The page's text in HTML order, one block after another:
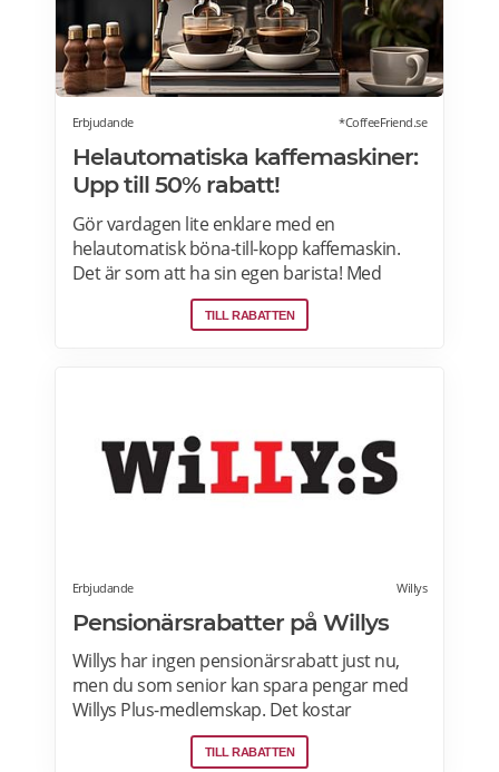
Erbjudande *CoffeeFriend.se
Helautomatiska kaffemaskiner:
Upp till 50% rabatt!
Gör vardagen lite enklare med en
helautomatisk böna-till-kopp kaffemaskin.
Det är som att ha sin egen barista! Med
kaffemaskiner har du möjlighet att finjustera
styrka, temperatur, arominställning
TILL RABATTEN
Erbjudande Willys
Pensionärsrabatter på Willys
Willys har ingen pensionärsrabatt just nu,
men du som senior kan spara pengar med
Willys Plus-medlemskap. Det kostar
ingenting att bli Willys Plus-kund. Med Willys
Plus får du fler och bättre erbjudanden med
TILL RABATTEN